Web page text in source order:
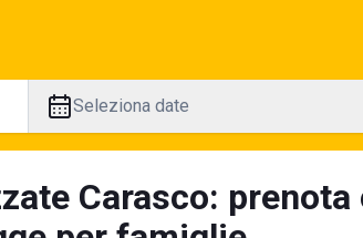
Seleziona date
Carasco: